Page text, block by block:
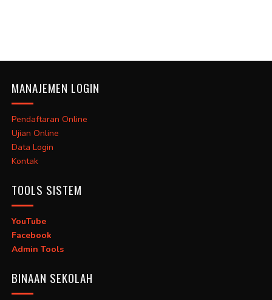
MANAJEMEN LOGIN
Pendaftaran Online
Ujian Online
Data Login
Kontak
TOOLS SISTEM
YouTube
Facebook
Admin Tools
BINAAN SEKOLAH